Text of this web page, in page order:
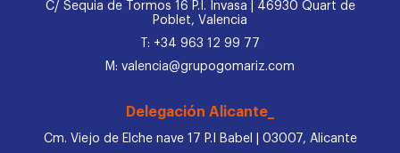
C/ Sequia de Tormos 16 P.I. Invasa | 46930 Quart de
Poblet, Valencia
T: +34 963 12 99 77
M: valencia@grupogomariz.com
Delegación Alicante_
Cm. Viejo de Elche nave 17 P.I Babel | 03007, Alicante